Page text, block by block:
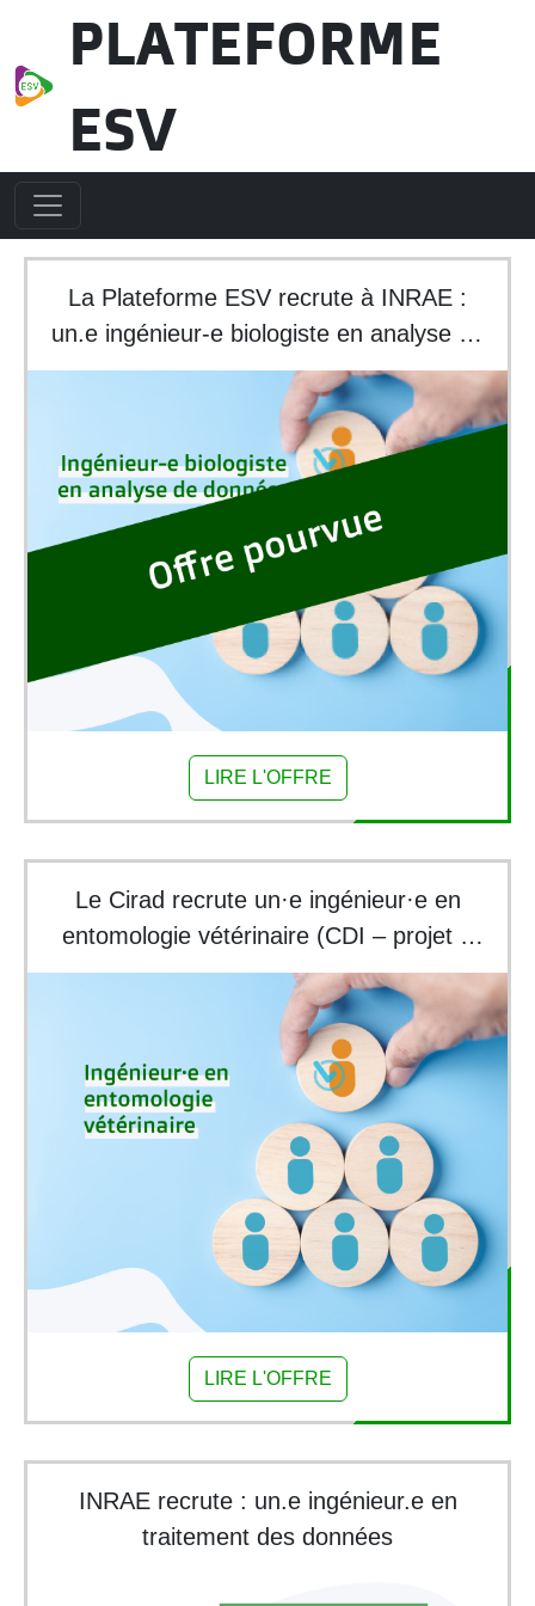
Aller au contenu principal
PLATEFORME
ESV
La Plateforme ESV recrute à INRAE :
un.e ingénieur-e biologiste en analyse de
données
LIRE L'OFFRE
Le Cirad recrute un·e ingénieur·e en
entomologie vétérinaire (CDI – projet 2
ans)
LIRE L'OFFRE
INRAE recrute : un.e ingénieur.e en
traitement des données